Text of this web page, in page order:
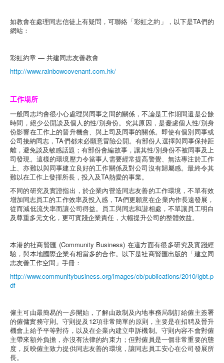
如教會在處理同志信徒上有疑問，可聯絡「彩虹之約」，以下是TA們的
網站：
彩虹約章 — 共建同志友善教會
http://www.rainbowcovenant.com.hk/
工作場所
一般同志均會很小心處理與同事之間的關係，不論是工作期間還是公餘
時間，絕少公開談及個人的性/別身份。究其原因，是憂慮個人性/別身
份影響在工作上的晉升機會、與上司及同事的關係。即使有個別同事或
公司接納同志，TA們都未必願意冒險公開。有部份人選擇與同事保持距
離，避免談及敏感話題；有部份會編故事，讓其性/別身份不被同事及上
司發現。這樣的環境壓力令當事人需要經常提高警覺、無法專注於工作
上、亦難以與同事建立良好的工作關係及對公司沒有歸屬感。最終令其
難以在工作上發揮所長，投入及TA熱愛的事業。
不同的研究及實證指出，於企業內營造同志友善的工作環境，不單有效
增加同志員工的工作效率及投入感，TA們更願意在企業內作長遠發展，
從而減低流失率而讓公司得益。員工與同志和諧相處，不單讓員工明白
及尊重多元文化，更可實踐企業責任，大幅提升公司的整體效益。
本港的社商賢匯 (Community Business) 在這方面有很多研究及實踐經
驗，與本地國際企業有相當多的合作。以下是社商賢匯出版的「建立同
志友善工作空間」手冊：
http://www.communitybusiness.org/images/cb/publications/2010/lgbt.p
df
僱主可由最簡易的一步開始，了解由政制及內地事務局制訂給僱主簽署
的僱傭實務守則。守則提及12項非常簡單的原則，主要是在招聘及晉升
機會上給予平等對待，以及在企業內建立申訴機制。守則內容不會對僱
主帶來額外負擔，亦沒有法律的約束力；但對僱員是一個非常重要的態
度，反映僱主致力提供同志友善的環境，讓同志員工安心在公司發展所
長。